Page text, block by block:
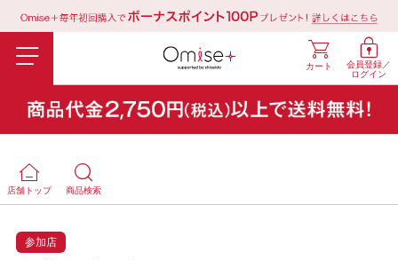
会員登録／
ログイン
カート
店舗トップ 商品検索
参加店